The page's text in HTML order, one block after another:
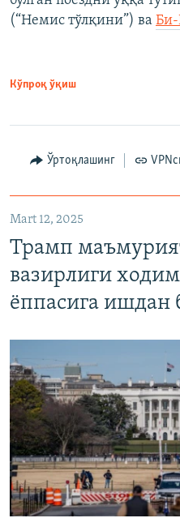
(“Немис тўлқини”) ва
Кўпроқ ўқиш
Ўртоқлашинг
Mart 12, 2025
Трамп
вазирлиги
ёппасига ишдан